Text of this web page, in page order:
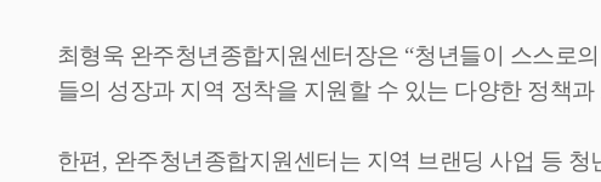
최형욱 완주청년종합지원센터장은 “청년들이 스스로
들의 성장과 지역 정착을 지원할 수 있는 다양한 정책
한편 , 완주청년종합지원센터는 지역 브랜딩 사업 등